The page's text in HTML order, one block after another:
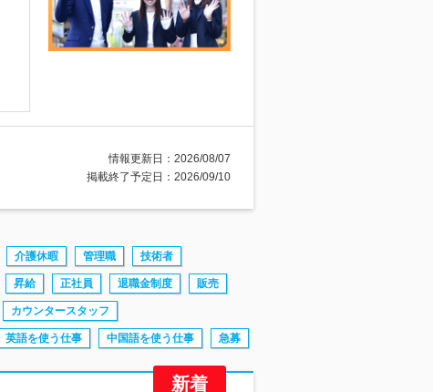
情報更新日：2026/08/07
掲載終了予定日：2026/09/10
介護休暇 管理職 技術者
昇給 正社員 退職金制度 販売
カウンタースタッフ
英語を使う仕事 中国語を使う仕事 急募